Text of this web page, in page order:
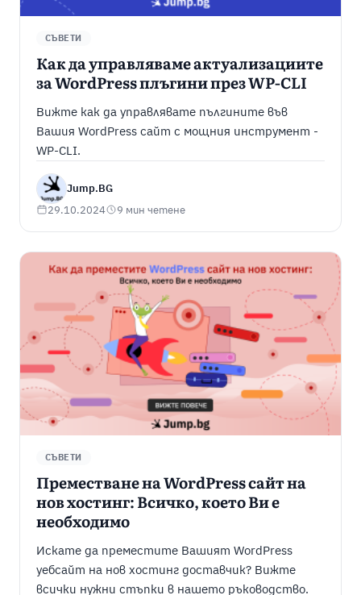
СЪВЕТИ
Как да управляваме актуализациите
за WordPress плъгини през WP-CLI
Вижте как да управлявате пългините във
Вашия WordPress сайт с мощния инструмент -
WP-CLI.
Jump.BG
29.10.2024 9 мин четене
СЪВЕТИ
Преместване на WordPress сайт на
нов хостинг: Всичко, което Ви е
необходимо
Искате да преместите Вашият WordPress
уебсайт на нов хостинг доставчик? Вижте
всички нужни стъпки в нашето ръководство.